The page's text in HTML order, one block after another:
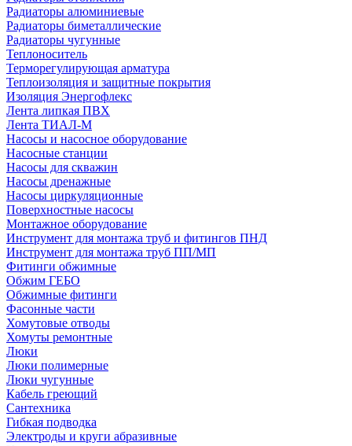
Радиаторы алюминиевые
Радиаторы биметаллические
Радиаторы чугунные
Теплоноситель
Терморегулирующая арматура
Теплоизоляция и защитные покрытия
Изоляция Энергофлекс
Лента липкая ПВХ
Лента ТИАЛ-М
Насосы и насосное оборудование
Насосные станции
Насосы для скважин
Насосы дренажные
Насосы циркуляционные
Поверхностные насосы
Монтажное оборудование
Инструмент для монтажа труб и фитингов ПНД
Инструмент для монтажа труб ПП/МП
Фитинги обжимные
Обжим ГЕБО
Обжимные фитинги
Фасонные части
Хомутовые отводы
Хомуты ремонтные
Люки
Люки полимерные
Люки чугунные
Кабель греющий
Сантехника
Гибкая подводка
Электроды и круги абразивные